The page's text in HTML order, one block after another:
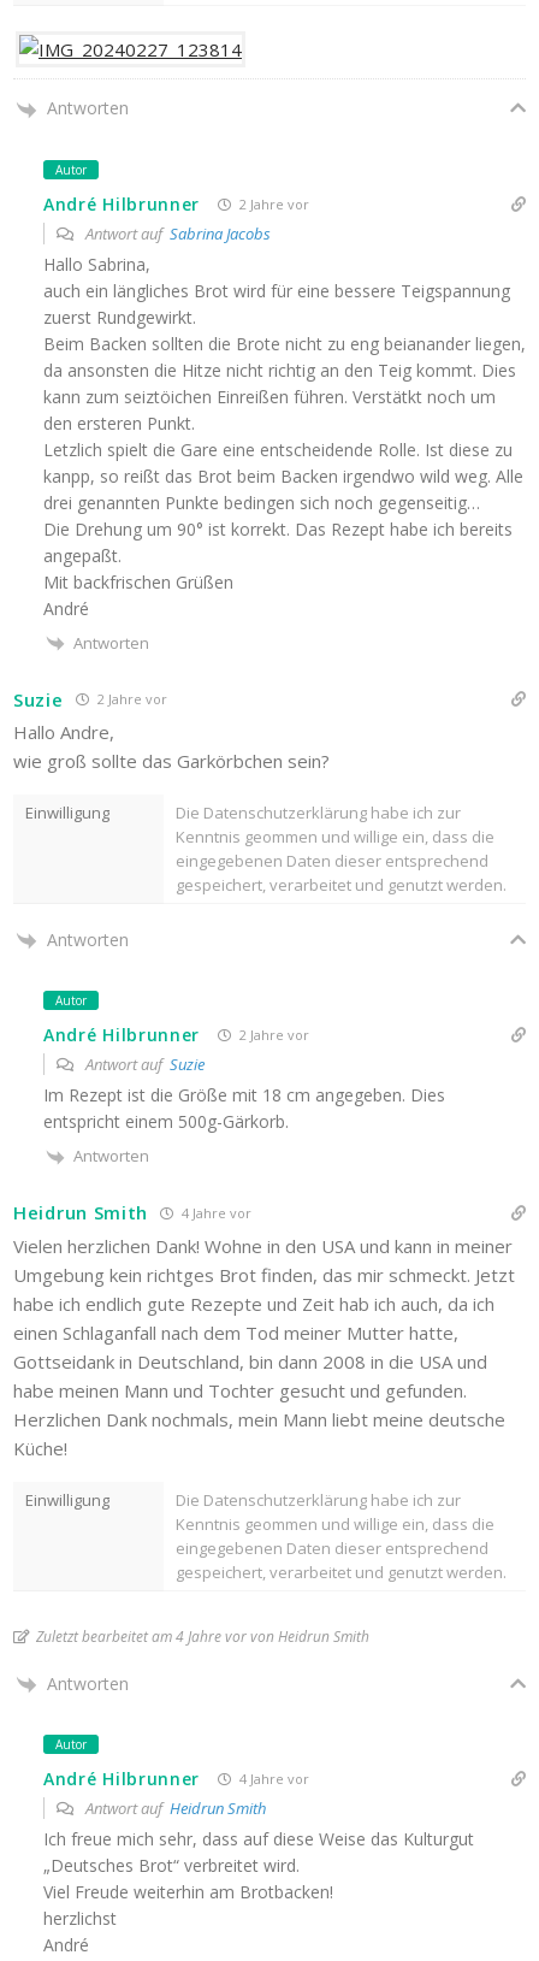
Antworten
Autor
André Hilbrunner 2 Jahre vor
Antwort auf Sabrina Jacobs
Hallo Sabrina,
auch ein längliches Brot wird für eine bessere Teigspannung
zuerst Rundgewirkt.
Beim Backen sollten die Brote nicht zu eng beianander liegen,
da ansonsten die Hitze nicht richtig an den Teig kommt. Dies
kann zum seiztöichen Einreißen führen. Verstätkt noch um
den ersteren Punkt.
Letzlich spielt die Gare eine entscheidende Rolle. Ist diese zu
kanpp, so reißt das Brot beim Backen irgendwo wild weg. Alle
drei genannten Punkte bedingen sich noch gegenseitig…
Die Drehung um 90° ist korrekt. Das Rezept habe ich bereits
angepaßt.
Mit backfrischen Grüßen
André
Antworten
Suzie 2 Jahre vor
Hallo Andre,
wie groß sollte das Garkörbchen sein?
Einwilligung
Die Datenschutzerklärung habe ich zur
Kenntnis geommen und willige ein, dass die
eingegebenen Daten dieser entsprechend
gespeichert, verarbeitet und genutzt werden.
Antworten
Autor
André Hilbrunner 2 Jahre vor
Antwort auf Suzie
Im Rezept ist die Größe mit 18 cm angegeben. Dies
entspricht einem 500g-Gärkorb.
Antworten
Heidrun Smith 4 Jahre vor
Vielen herzlichen Dank! Wohne in den USA und kann in meiner
Umgebung kein richtges Brot finden, das mir schmeckt. Jetzt
habe ich endlich gute Rezepte und Zeit hab ich auch, da ich
einen Schlaganfall nach dem Tod meiner Mutter hatte,
Gottseidank in Deutschland, bin dann 2008 in die USA und
habe meinen Mann und Tochter gesucht und gefunden.
Herzlichen Dank nochmals, mein Mann liebt meine deutsche
Küche!
Einwilligung
Die Datenschutzerklärung habe ich zur
Kenntnis geommen und willige ein, dass die
eingegebenen Daten dieser entsprechend
gespeichert, verarbeitet und genutzt werden.
Zuletzt bearbeitet am 4 Jahre vor von Heidrun Smith
Antworten
Autor
André Hilbrunner 4 Jahre vor
Antwort auf Heidrun Smith
Ich freue mich sehr, dass auf diese Weise das Kulturgut
„Deutsches Brot“ verbreitet wird.
Viel Freude weiterhin am Brotbacken!
herzlichst
André